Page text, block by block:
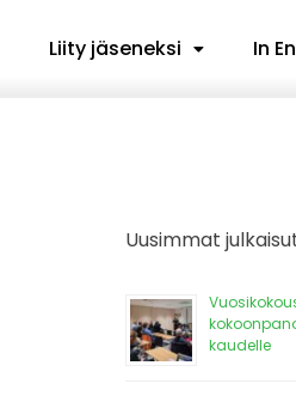
Liity jäseneksi In
Uusimmat
kaudelle